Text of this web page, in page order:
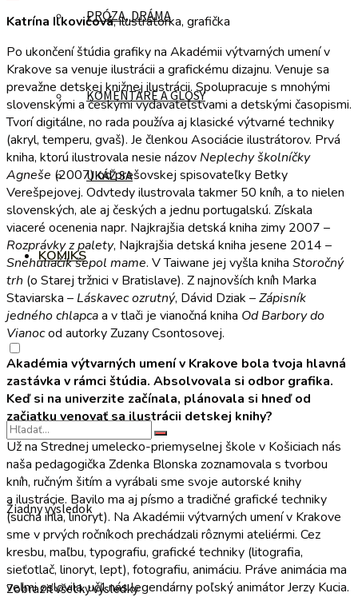
PRÓZA, DRÁMA
KOMENTÁRE A GLOSY
UKÁŽ SA
KOMIKS
Žiadny výsledok
Zobraziť všetky výsledky
Katrína Ilkovičová, ilustrátorka, grafička
Po ukončení štúdia grafiky na Akadémii výtvarných umení v
Krakove sa venuje ilustrácii a grafickému dizajnu. Venuje sa
prevažne detskej knižnej ilustrácii. Spolupracuje s mnohými
slovenskými a českými vydavateľstvami a detskými časopismi.
Tvorí digitálne, no rada používa aj klasické výtvarné techniky
(akryl, temperu, gvaš). Je členkou Asociácie ilustrátorov. Prvá
kniha, ktorú ilustrovala nesie názov Neplechy školníčky
Agneše (2007) od prešovskej spisovateľky Betky
Verešpejovej. Odvtedy ilustrovala takmer 50 kníh, a to nielen
slovenských, ale aj českých a jednu portugalskú. Získala
viaceré ocenenia napr. Najkrajšia detská kniha zimy 2007 –
Rozprávky z palety, Najkrajšia detská kniha jesene 2014 –
Snehuliačik šepol mame. V Taiwane jej vyšla kniha Storočný
trh (o Starej tržnici v Bratislave). Z najnovších kníh Marka
Staviarska – Láskavec ozrutný, Dávid Dziak –Zápisník
jedného chlapcaa v tlači je vianočná kniha Od Barbory do
Vianocod autorky Zuzany Csontosovej.
Akadémia výtvarných umení v Krakove bola tvoja hlavná
zastávka v rámci štúdia. Absolvovala si odbor grafika.
Keď si na univerzite začínala, plánovala si hneď od
začiatku venovať sa ilustrácii detskej knihy?
Už na Strednej umelecko-priemyselnej škole v Košiciach nás
naša pedagogička Zdenka Blonska zoznamovala s tvorbou
kníh, ručným šitím a vyrábali sme svoje autorské knihy
a ilustrácie. Bavilo ma aj písmo a tradičné grafické techniky
(suchá ihla, linoryt). Na Akadémii výtvarných umení v Krakove
sme v prvých ročníkoch prechádzali rôznymi ateliérmi. Cez
kresbu, maľbu, typografiu, grafické techniky (litografia,
sieťotlač, linoryt, lept), fotografiu, animáciu. Práve animácia ma
veľmi oslovila, učil nás legendárny poľský animátor Jerzy Kucia.